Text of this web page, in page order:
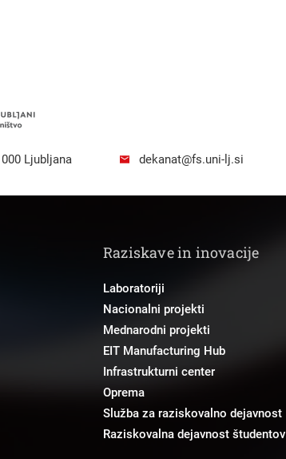
Ljubljana dekanat@fs.uni-lj.si
Raziskave in inovacije
Laboratoriji
Nacionalni projekti
Mednarodni projekti
EIT Manufacturing Hub
Infrastrukturni center
Oprema
Služba za raziskovalno dejavnost
Raziskovalna dejavnost študentov